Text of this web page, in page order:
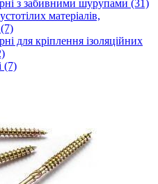
з забивними шурупами (31)
матеріалів,
для кріплення ізоляційних
(7)